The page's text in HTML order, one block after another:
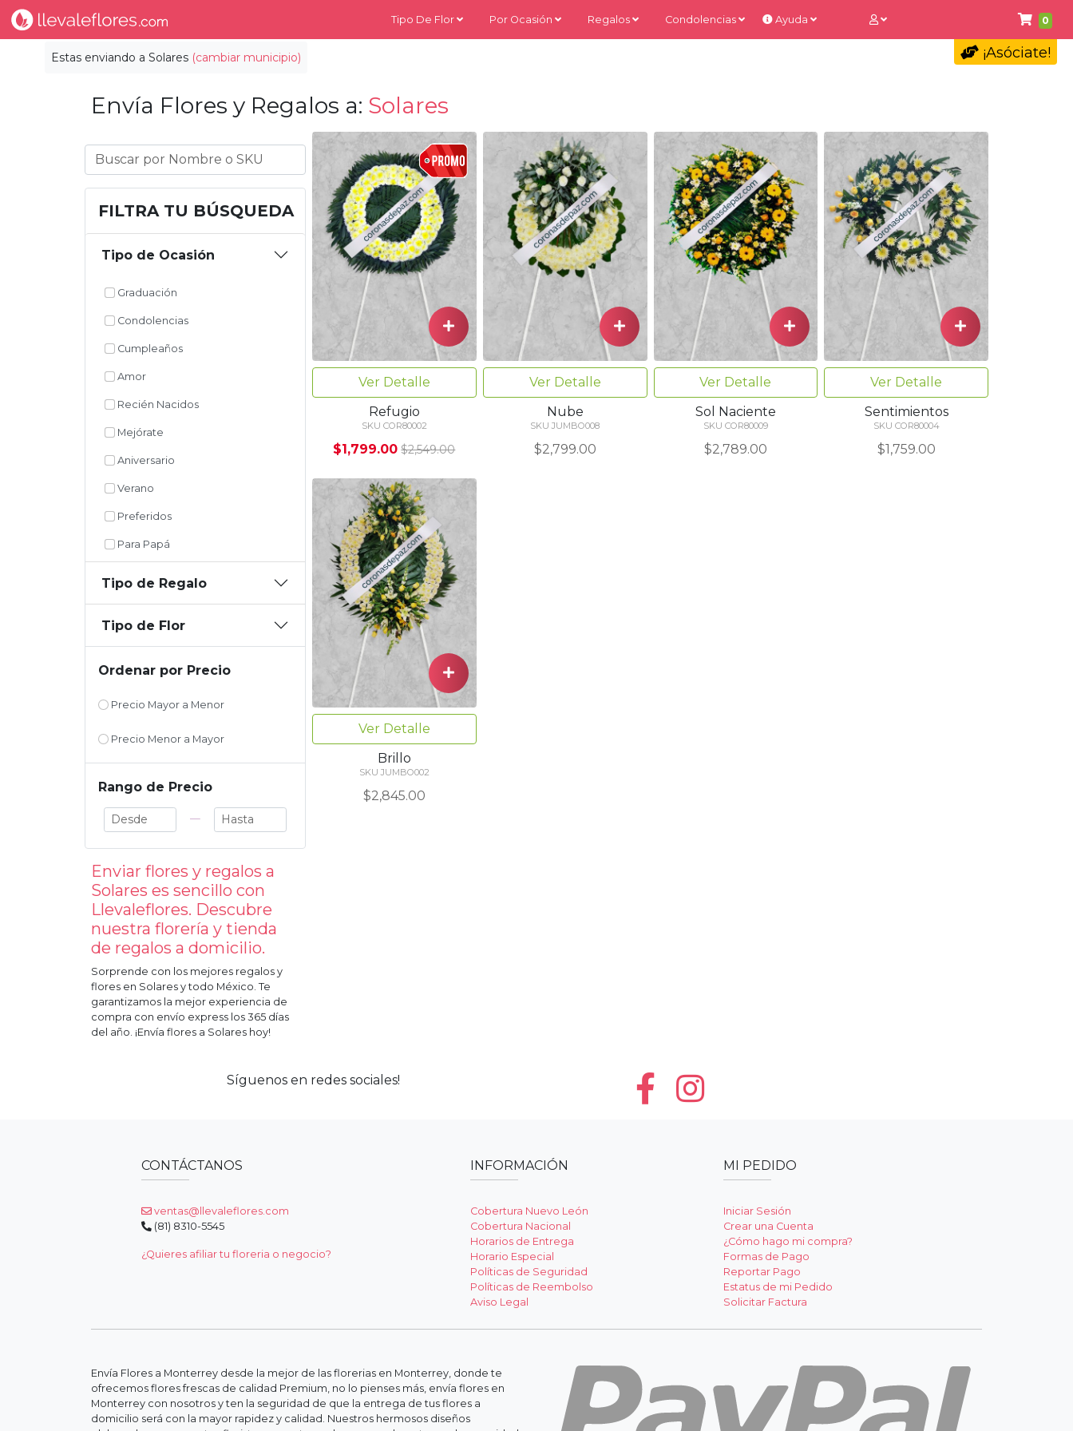
0
Estas enviando a Solares (cambiar municipio)
Tipo De Flor Por Ocasión Regalos Condolencias Ayuda
¡Asóciate!
Envía Flores y Regalos a: Solares
FILTRA TU BÚSQUEDA
Tipo de Ocasión
Graduación
Condolencias
Cumpleaños
Amor
Recién Nacidos
Mejórate
Aniversario
Verano
Preferidos
Para Papá
Tipo de Regalo
Tipo de Flor
Ordenar por Precio
Precio Mayor a Menor
Precio Menor a Mayor
Rango de Precio
—
Enviar flores y regalos a
Solares es sencillo con
Llevaleflores. Descubre
nuestra florería y tienda
de regalos a domicilio.
Sorprende con los mejores regalos y
flores en Solares y todo México. Te
garantizamos la mejor experiencia de
compra con envío express los 365 días
del año. ¡Envía flores a Solares hoy!
Ver Detalle
Refugio
SKU COR80002
$1,799.00 $2,549.00
Ver Detalle
Nube
SKU JUMBO008
$2,799.00
Ver Detalle
Sol Naciente
SKU COR80009
$2,789.00
Ver Detalle
Sentimientos
SKU COR80004
$1,759.00
Ver Detalle
Brillo
SKU JUMBO002
$2,845.00
Síguenos en redes sociales!
CONTÁCTANOS
ventas@llevaleflores.com
(81) 8310-5545
¿Quieres afiliar tu floreria o negocio?
INFORMACIÓN
Cobertura Nuevo León
Cobertura Nacional
Horarios de Entrega
Horario Especial
Políticas de Seguridad
Políticas de Reembolso
Aviso Legal
MI PEDIDO
Iniciar Sesión
Crear una Cuenta
¿Cómo hago mi compra?
Formas de Pago
Reportar Pago
Estatus de mi Pedido
Solicitar Factura
Envía Flores a Monterrey desde la mejor de las florerias en Monterrey, donde te
ofrecemos flores frescas de calidad Premium, no lo pienses más, envía flores en
Monterrey con nosotros y ten la seguridad de que la entrega de tus flores a
domicilio será con la mayor rapidez y calidad. Nuestros hermosos diseños